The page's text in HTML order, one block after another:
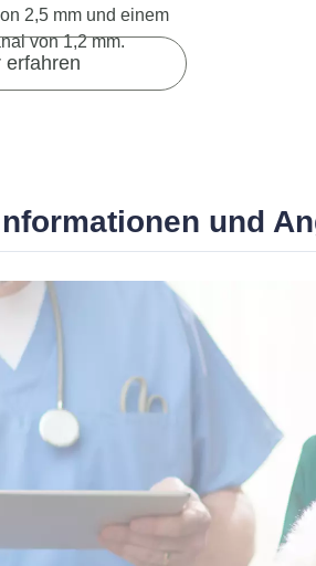
2,5 mm und einem
von 1,2 mm.
erfahren
und